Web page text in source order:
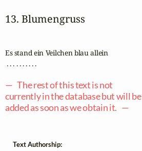
13. Blumengruss
Es stand ein Veilchen blau allein
. . . . . . . . . .
— The rest of this text is not
currently in the database but will be
added as soon as we obtain it. —
Text Authorship: